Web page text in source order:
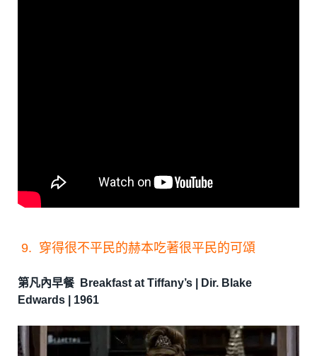
9. 穿得很不平民的赫本吃著很平民的可頌
第凡內早餐 Breakfast at Tiffany’s | Dir. Blake
Edwards | 1961